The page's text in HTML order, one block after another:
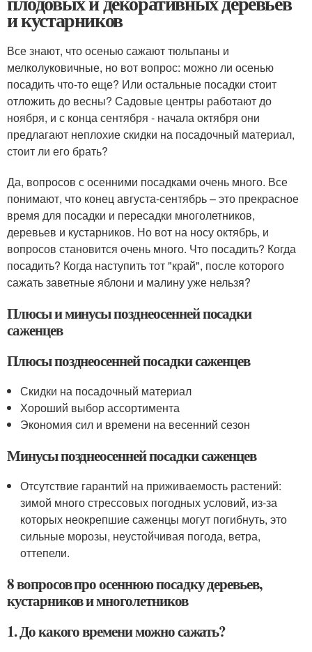
и кустарников
Все знают, что осенью сажают тюльпаны и
мелколуковичные, но вот вопрос: можно ли осенью
посадить что-то еще? Или остальные посадки стоит
отложить до весны? Садовые центры работают до
ноября, и с конца сентября - начала октября они
предлагают неплохие скидки на посадочный материал,
стоит ли его брать?
Да, вопросов с осенними посадками очень много. Все
понимают, что конец августа-сентябрь – это прекрасное
время для посадки и пересадки многолетников,
деревьев и кустарников. Но вот на носу октябрь, и
вопросов становится очень много. Что посадить? Когда
посадить? Когда наступить тот "край", после которого
сажать заветные яблони и малину уже нельзя?
Плюсы и минусы позднеосенней посадки
саженцев
Плюсы позднеосенней посадки саженцев
Скидки на посадочный материал
Хороший выбор ассортимента
Экономия сил и времени на весенний сезон
Минусы позднеосенней посадки саженцев
Отсутствие гарантий на приживаемость растений:
зимой много стрессовых погодных условий, из-за
которых неокрепшие саженцы могут погибнуть, это
сильные морозы, неустойчивая погода, ветра,
оттепели.
8 вопросов про осеннюю посадку деревьев,
кустарников и многолетников
1. До какого времени можно сажать?